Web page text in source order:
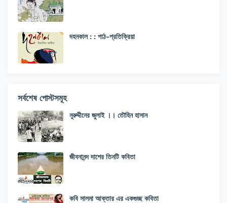
দহনকাল : : পাঠ-প্রতিক্রিয়া
সর্বশেষ পোস্টসমূহ
নূরুদ্দীনের জুলাই ।। তৌহিন হাসান
জীবনানন্দ দাশের তিনটি কবিতা
কবি সালমা আক্তার এর একগুচ্ছ কবিতা